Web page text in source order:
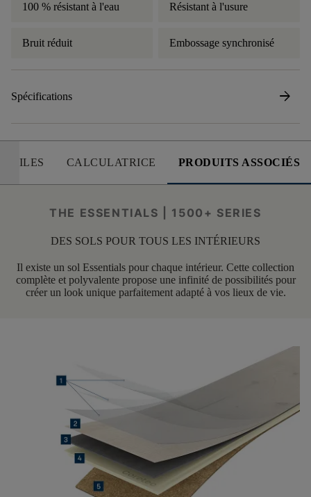
100 % résistant à l'eau Résistant à l'usure
Bruit réduit Embossage synchronisé
Spécifications arrow_forward
CALCULATRICE PRODUITS ASSOCIÉS
THE ESSENTIALS | 1500+ SERIES
DES SOLS POUR TOUS LES INTÉRIEURS
Il existe un sol Essentials pour chaque intérieur. Cette collection
complète et polyvalente propose une infinité de possibilités pour
créer un look unique parfaitement adapté à vos lieux de vie.